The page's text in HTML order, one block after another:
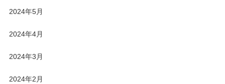
2024年5月
2024年4月
2024年3月
2024年2月